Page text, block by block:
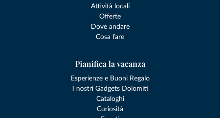
Attività locali
Offerte
Dove andare
Cosa fare
Pianifica la vacanza
Esperienze e Buoni Regalo
I nostri Gadgets Dolomiti
Cataloghi
Curiosità